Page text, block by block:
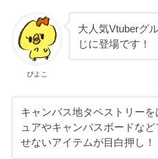
ぴよこ
大人気Vtuberグ
じに登場です！
キャンバス地タペストリー
ュアやキャンバスボードな
せないアイテムが目白押し！